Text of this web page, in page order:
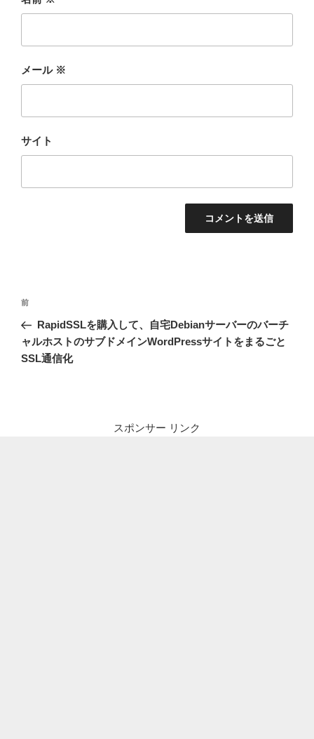
メール ※
サイト
投
ナ
ビ
前
の
投
稿
前
RapidSSLを購入して、自宅Debianサーバーのバーチ
ャルホストのサブドメインWordPressサイトをまるごと
SSL通信化
スポンサー リンク